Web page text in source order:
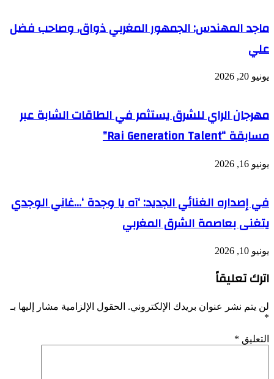
ماجد المهندس: الجمهور المغربي ذواق، وصاحب فضل
علي
يونيو 20, 2026
مهرجان الراي للشرق يستثمر في الطاقات الشابة عبر
مسابقة “Rai Generation Talent”
يونيو 16, 2026
في إصداره الغنائي الجديد: ‘آه يا وجدة ‘…غاني الوجدي
يتغنى بعاصمة الشرق المغربي
يونيو 10, 2026
اترك تعليقاً
لن يتم نشر عنوان بريدك الإلكتروني. الحقول الإلزامية مشار إليها بـ
*
التعليق *